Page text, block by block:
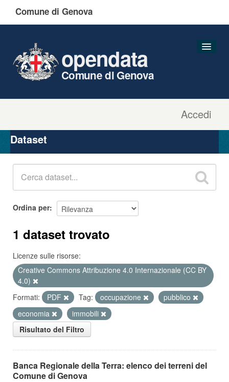
Comune di Genova
Accedi
opendata
Comune di Genova
Organizzazioni
Gruppi
Dataset
Ordina per
1 dataset trovato
Licenze sulle risorse:
Creative Commons Attribuzione 4.0 Internazionale (CC BY
4.0)
Formati:
PDF Tag: occupazione
pubblico
economia
immobili
Risultato del Filtro
Banca Regionale della Terra: elenco dei terreni del
Comune di Genova